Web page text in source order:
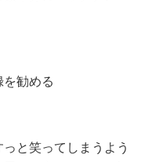
勧める
と笑ってしまうよう